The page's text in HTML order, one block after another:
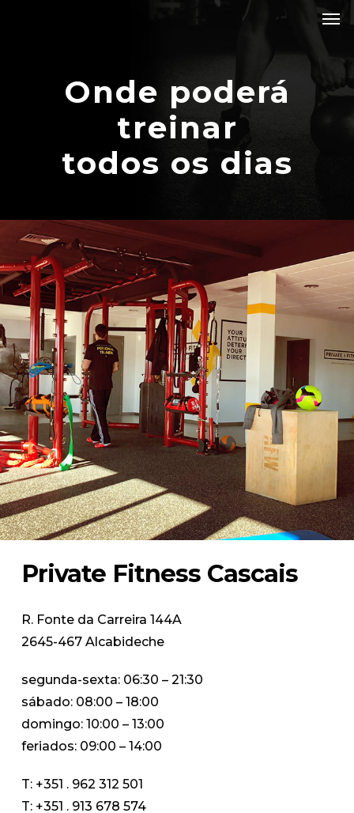
Onde poderá
treinar
todos os dias
Private Fitness Cascais
R. Fonte da Carreira 144A
2645-467 Alcabideche
segunda-sexta: 06:30 – 21:30
sábado: 08:00 – 18:00
domingo: 10:00 – 13:00
feriados: 09:00 – 14:00
T: +351 . 962 312 501
T: +351 . 913 678 574